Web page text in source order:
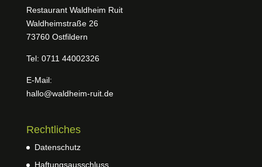
Restaurant Waldheim Ruit
Waldheimstraße 26
73760 Ostfildern
Tel: 0711 44002326
E-Mail:
hallo@waldheim-ruit.de
Rechtliches
Datenschutz
Haftungsausschluss